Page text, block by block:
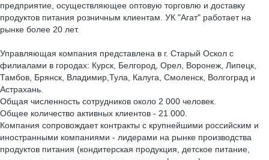
предприятие, осуществляющее оптовую торговлю и доставку
продуктов питания розничным клиентам. УК "Агат" работает на
рынке более 20 лет.
Управляющая компания представлена в г. Старый Оскол с
филиалами в городах: Курск, Белгород, Орел, Воронеж, Липецк,
Тамбов, Брянск, Владимир,Тула, Калуга, Смоленск, Волгоград и
Астрахань.
Общая численность сотрудников около 2 000 человек.
Общее количество активных клиентов - 21 000.
Компания сопровождает контракты с крупнейшими российским и
иностранными компаниями - лидерами на рынке производства
продуктов питания (кондитерская продукция, детское питание,